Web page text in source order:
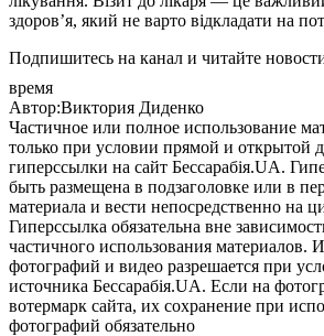
здоров’я, який не варто відкладати на
Подпишитесь на канал и читайте
время
Автор:Виктория Диденко
Частичное или полное использование
только при условии прямой и открытой
гиперссылки на сайт Бессарабія.UA.
быть размещена в подзаголовке или в
материала и вести непосредственно на
Гиперссылка обязательна вне
частичного использования материалов.
фотографий и видео разрешается при
источника Бессарабія.UA. Если на
вотермарк сайта, их сохранение при
фотографий обязательно